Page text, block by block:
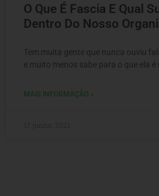
O Que É Fascia E Qual
Dentro Do Nosso
Tem muita gente que nunca ouviu
e muito menos sabe para o que ela
MAIS INFORMAÇÃO »